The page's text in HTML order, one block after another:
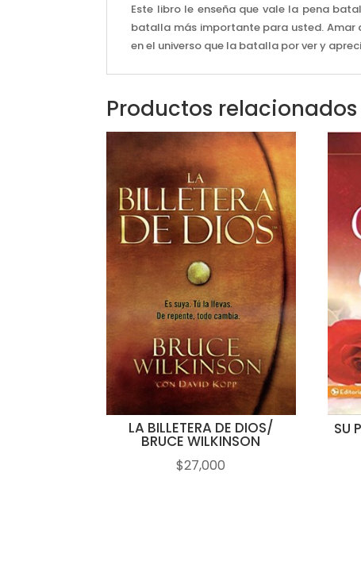
Este libro le enseña que vale la pena
batalla más importante para usted. Amar
en el universo que la batalla por ver y
Productos relacionados
LA BILLETERA DE DIOS/
BRUCE WILKINSON
$27,000
SU